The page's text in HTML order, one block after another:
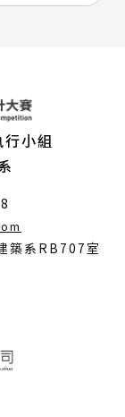
小組
開
築系RB707室